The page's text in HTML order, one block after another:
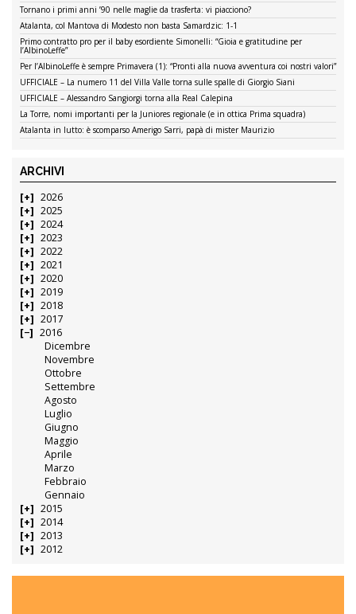
Tornano i primi anni ’90 nelle maglie da trasferta: vi piacciono?
Atalanta, col Mantova di Modesto non basta Samardzic: 1-1
Primo contratto pro per il baby esordiente Simonelli: “Gioia e gratitudine per
l’AlbinoLeffe”
Per l’AlbinoLeffe è sempre Primavera (1): “Pronti alla nuova avventura coi nostri valori”
UFFICIALE – La numero 11 del Villa Valle torna sulle spalle di Giorgio Siani
UFFICIALE – Alessandro Sangiorgi torna alla Real Calepina
La Torre, nomi importanti per la Juniores regionale (e in ottica Prima squadra)
Atalanta in lutto: è scomparso Amerigo Sarri, papà di mister Maurizio
ARCHIVI
2026
2025
2024
2023
2022
2021
2020
2019
2018
2017
2016
Dicembre
Novembre
Ottobre
Settembre
Agosto
Luglio
Giugno
Maggio
Aprile
Marzo
Febbraio
Gennaio
2015
2014
2013
2012